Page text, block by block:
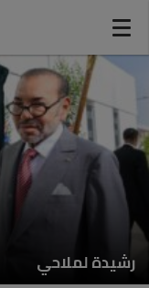
رشيدة لملاحي